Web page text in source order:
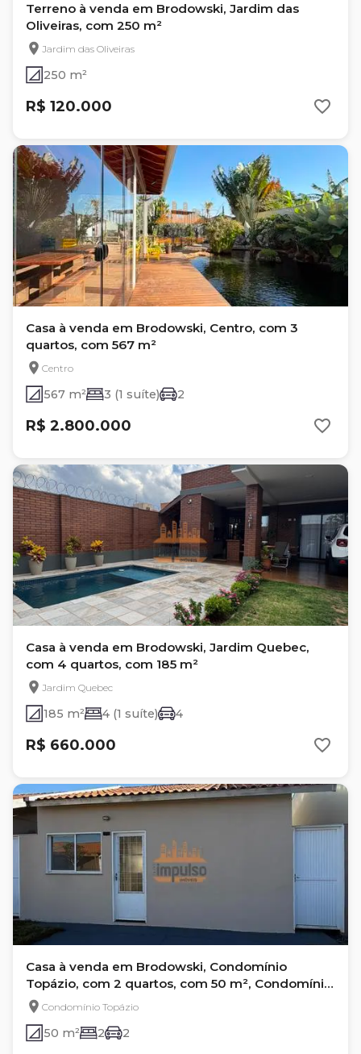
Terreno à venda em Brodowski, Jardim das
Oliveiras, com 250 m²
Jardim das Oliveiras
250 m²
R$ 120.000
Casa à venda em Brodowski, Centro, com 3
quartos, com 567 m²
Centro
567 m² 3 (1 suíte) 2
R$ 2.800.000
Casa à venda em Brodowski, Jardim Quebec,
com 4 quartos, com 185 m²
Jardim Quebec
185 m² 4 (1 suíte) 4
R$ 660.000
Casa à venda em Brodowski, Condomínio
Topázio, com 2 quartos, com 50 m², Condomínio
Topazio
Condomínio Topázio
50 m² 2 2